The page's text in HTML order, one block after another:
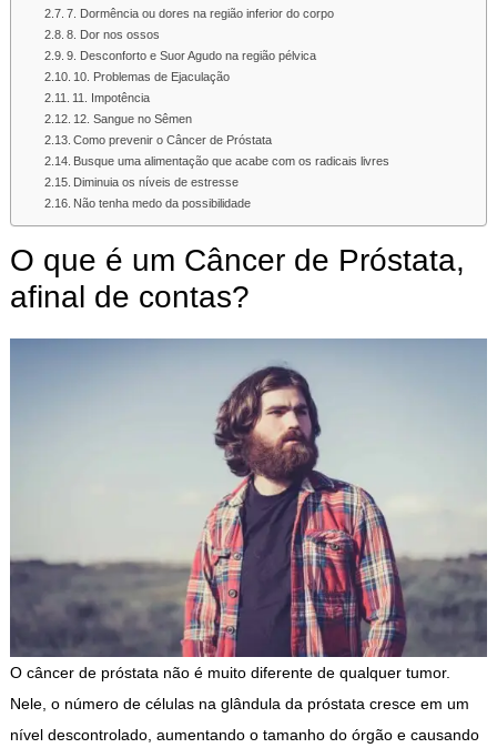
7. Dormência ou dores na região inferior do corpo
8. Dor nos ossos
9. Desconforto e Suor Agudo na região pélvica
10. Problemas de Ejaculação
11. Impotência
12. Sangue no Sêmen
Como prevenir o Câncer de Próstata
Busque uma alimentação que acabe com os radicais livres
Diminuia os níveis de estresse
Não tenha medo da possibilidade
O que é um Câncer de Próstata,
afinal de contas?
O câncer de próstata não é muito diferente de qualquer tumor.
Nele, o número de células na glândula da próstata cresce em um
nível descontrolado, aumentando o tamanho do órgão e causando